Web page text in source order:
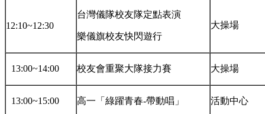
12:10~12:30
台灣儀隊校友隊定點表演
樂儀旗校友快閃遊行
大操場
13:00~14:00 校友會重聚大隊接力賽 大操場
13:00~15:00 高一「綠躍青春-帶動唱」 活動中心